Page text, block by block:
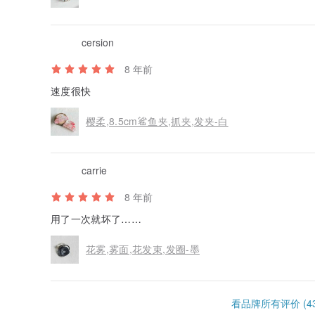
cersion
8 年前
速度很快
樱柔,8.5cm鲨鱼夹,抓夹,发夹-白
carrie
8 年前
用了一次就坏了……
花雾,雾面,花发束,发圈-墨
看品牌所有评价